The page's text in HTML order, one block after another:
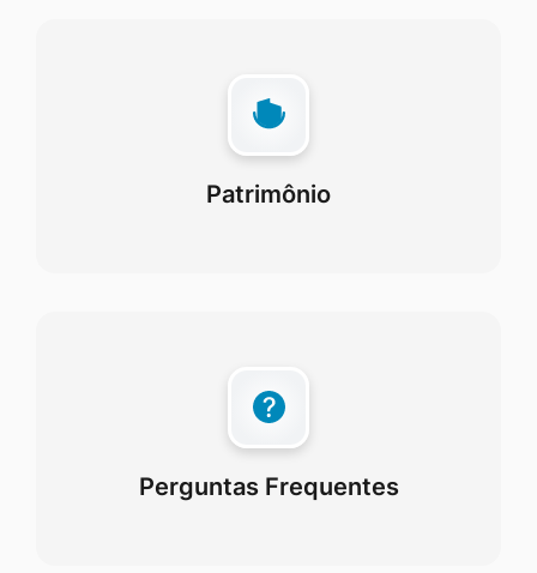
Patrimônio
Perguntas Frequentes